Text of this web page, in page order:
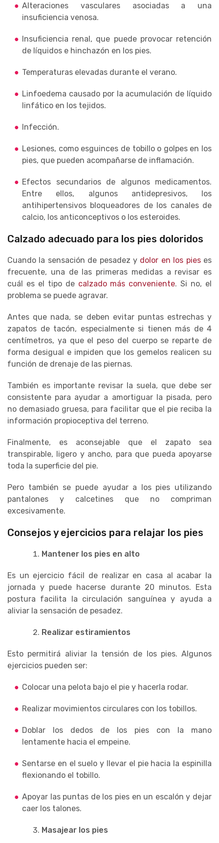
Alteraciones vasculares asociadas a una
insuficiencia venosa.
Insuficiencia renal, que puede provocar retención
de líquidos e hinchazón en los pies.
Temperaturas elevadas durante el verano.
Linfoedema causado por la acumulación de líquido
linfático en los tejidos.
Infección.
Lesiones, como esguinces de tobillo o golpes en los
pies, que pueden acompañarse de inflamación.
Efectos secundarios de algunos medicamentos.
Entre ellos, algunos antidepresivos, los
antihipertensivos bloqueadores de los canales de
calcio, los anticonceptivos o los esteroides.
Calzado adecuado para los pies doloridos
Cuando la sensación de pesadez y dolor en los pieses
frecuente, una de las primeras medidas a revisar es
cuál es el tipo de calzado más conveniente. Si no, el
problema se puede agravar.
Antes que nada, se deben evitar puntas estrechas y
zapatos de tacón, especialmente si tienen más de 4
centímetros, ya que el peso del cuerpo se reparte de
forma desigual e impiden que los gemelos realicen su
función de drenaje de las piernas.
También es importante revisar la suela, que debe ser
consistente para ayudar a amortiguar la pisada, pero
no demasiado gruesa, para facilitar que el pie reciba la
información propioceptiva del terreno.
Finalmente, es aconsejable que el zapato sea
transpirable, ligero y ancho, para que pueda apoyarse
toda la superficie del pie.
Pero también se puede ayudar a los pies utilizando
pantalones y calcetines que no compriman
excesivamente.
Consejos y ejercicios para relajar los pies
Mantener los pies en alto
Es un ejercicio fácil de realizar en casa al acabar la
jornada y puede hacerse durante 20 minutos. Esta
postura facilita la circulación sanguínea y ayuda a
aliviar la sensación de pesadez.
Realizar estiramientos
Esto permitirá aliviar la tensión de los pies. Algunos
ejercicios pueden ser:
Colocar una pelota bajo el pie y hacerla rodar.
Realizar movimientos circulares con los tobillos.
Doblar los dedos de los pies con la mano
lentamente hacia el empeine.
Sentarse en el suelo y llevar el pie hacia la espinilla
flexionando el tobillo.
Apoyar las puntas de los pies en un escalón y dejar
caer los talones.
Masajear los pies